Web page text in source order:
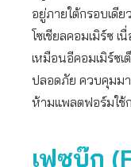
อยู่ภายใต้กรอบเดี
โซเชียลคอมเมิร์ซ
เหมือนอีคอมเมิร์ซ
ปลอดภัย ควบคุมมา
ห้ามแพลตฟอร์มใช้
เฟซบุ๊ก (